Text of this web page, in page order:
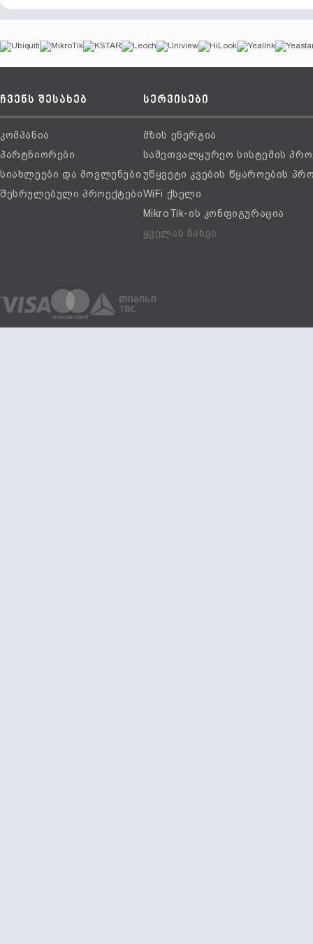
ჩვენს შესახებ
კომპანია
პარტნიორები
სიახლეები და მოვლენები
შესრულებული პროექტები
სერვისები
მზის ენერგია
სამეთვალყურეო სისტემის
უწყვეტი კვების წყაროების
WiFi ქსელი
MikroTik-ის კონფიგურაცია
ყველას ნახვა